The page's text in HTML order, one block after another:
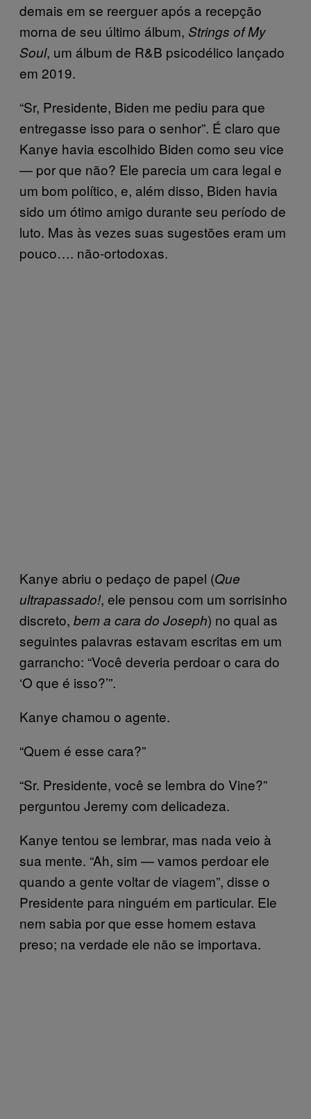
demais em se reerguer após a recepção
morna de seu último álbum, Strings of My
Soul, um álbum de R&B psicodélico lançado
em 2019.
“Sr, Presidente, Biden me pediu para que
entregasse isso para o senhor”. É claro que
Kanye havia escolhido Biden como seu vice
— por que não? Ele parecia um cara legal e
um bom político, e, além disso, Biden havia
sido um ótimo amigo durante seu período de
luto. Mas às vezes suas sugestões eram um
pouco…. não-ortodoxas.
Kanye abriu o pedaço de papel (Que
ultrapassado!, ele pensou com um sorrisinho
discreto, bem a cara do Joseph) no qual as
seguintes palavras estavam escritas em um
garrancho: “Você deveria perdoar o cara do
‘O que é isso?’”.
Kanye chamou o agente.
“Quem é esse cara?”
“Sr. Presidente, você se lembra do Vine?”
perguntou Jeremy com delicadeza.
Kanye tentou se lembrar, mas nada veio à
sua mente. “Ah, sim — vamos perdoar ele
quando a gente voltar de viagem”, disse o
Presidente para ninguém em particular. Ele
nem sabia por que esse homem estava
preso; na verdade ele não se importava.